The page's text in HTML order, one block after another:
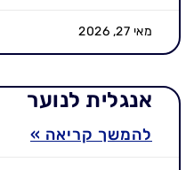
מאי 27, 2026
אנגלית לנוער
להמשך קריאה »